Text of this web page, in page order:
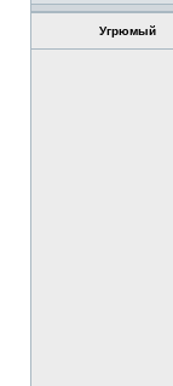
Угрюмый